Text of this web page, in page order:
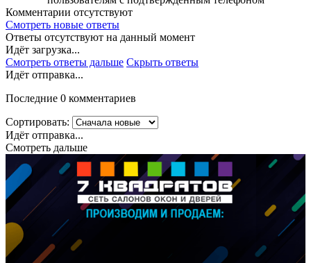
Комментарии отсутствуют
Смотреть новые ответы
Ответы отсутствуют на данный момент
Идёт загрузка...
Смотреть ответы дальше Скрыть ответы
Идёт отправка...
Последние 0 комментариев
Сортировать:
Идёт отправка...
Смотреть дальше